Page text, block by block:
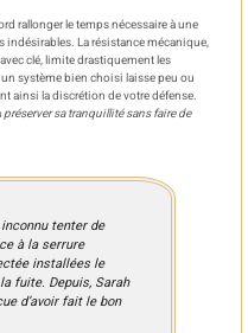
rallonger le temps nécessaire à une
indésirables. La résistance mécanique,
clé, limite drastiquement les
un système bien choisi laisse peu ou
ainsi la discrétion de votre défense.
préserver sa tranquillité sans faire de
inconnu tenter de
à la serrure
installées le
fuite. Depuis, Sarah
d’avoir fait le bon